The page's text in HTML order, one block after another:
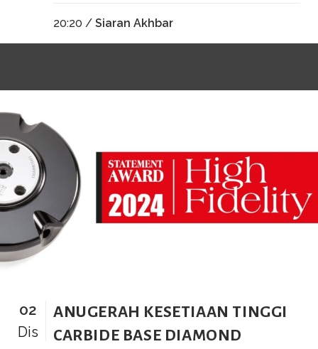
20:20 / Siaran Akhbar
02
Dis
ANUGERAH KESETIAAN TINGGI
CARBIDE BASE DIAMOND